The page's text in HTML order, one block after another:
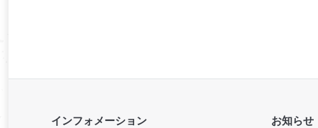
インフォメーション お知らせ